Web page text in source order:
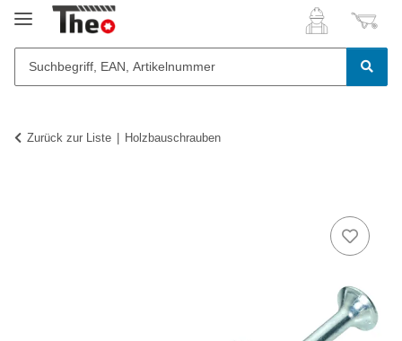
Zurück zur Liste Holzbauschrauben